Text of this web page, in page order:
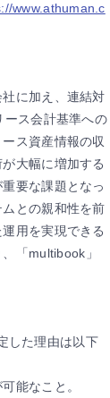
www.athuman.c
に加え、連結対
ース会計基準への
ス資産情報の収
大幅に増加する
要な課題となっ
との親和性を前
用を実現できる
「multibook」
した理由は以下
能なこと。